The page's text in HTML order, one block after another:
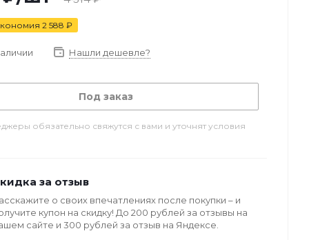
2 588 ₽
Нашли дешевле?
Под заказ
обязательно свяжутся с вами и уточнят условия
за отзыв
о своих впечатлениях после покупки – и
купон на скидку! До 200 рублей за отзывы на
сайте и 300 рублей за отзыв на Яндексе.